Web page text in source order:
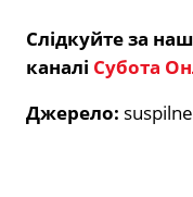
Слідкуйте за
каналі Субота
Джерело: